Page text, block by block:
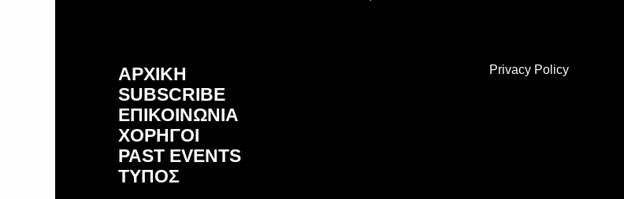
ΑΡΧΙΚΗ
SUBSCRIBE
ΕΠΙΚΟΙΝΩΝΙΑ
ΧΟΡΗΓΟΙ
PAST EVENTS
ΤΥΠΟΣ
Privacy Policy